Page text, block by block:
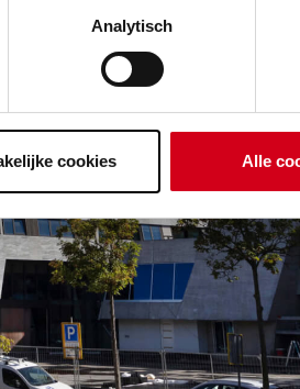
Analytisch
cookies Alle